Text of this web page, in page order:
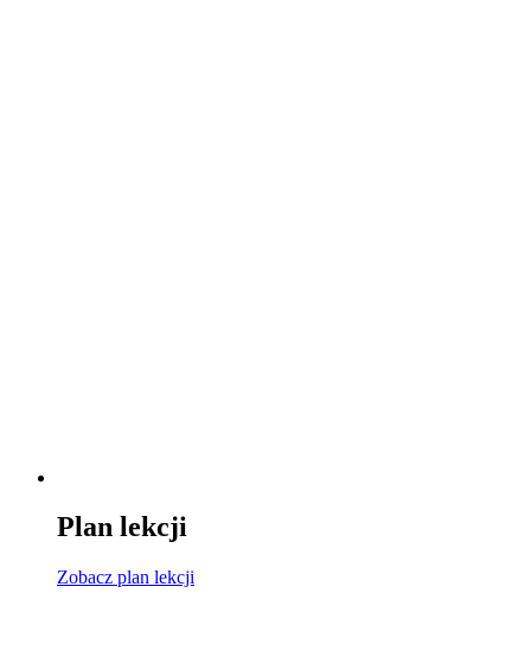
Plan lekcji
Zobacz plan lekcji